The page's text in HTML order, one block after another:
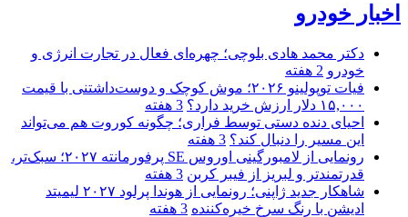
اخبار خودرو
دکتر محمد هادی بلوچی؛ چهره‌ای فعال در تجارت انرژی و
خودرو 2 هفته
فیات توپولینو ۲۰۲۶؛ موش کوچک و دوست‌داشتنی با قیمت
۱۵,۰۰۰ دلار ارزش خرید دارد؟
3 هفته
احیای دنده دستی توسط فراری؛ چگونه کوروت هم می‌تواند
این مسیر را دنبال کند؟ 3 هفته
رونمایی از لامبورگینی اوروس SE پرفورمانته ۲۰۲۷؛ سبک‌تر،
قدرتمندتر و لبریز از فیبر کربن 3 هفته
شاهکار جدید ژاپنی؛ رونمایی از هوندا پرلود ۲۰۲۷ لیمیتد
ادیشن با رنگ سرخ خیره‌کننده 3 هفته